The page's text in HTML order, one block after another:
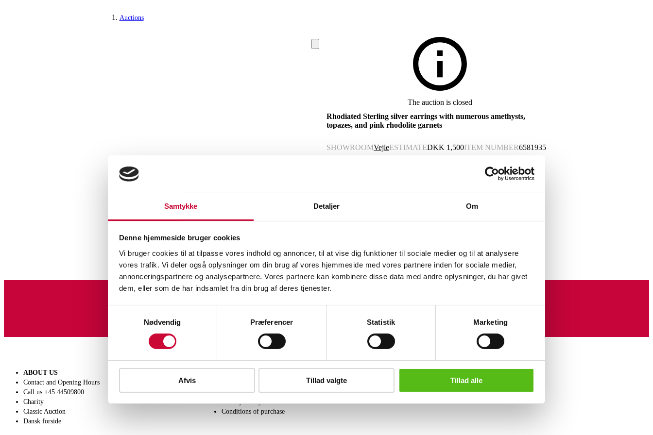
Samtykke Detaljer Om
Denne hjemmeside bruger cookies
Vi bruger cookies til at tilpasse vores indhold og annoncer, til at vise dig funktioner til sociale medier og til at analysere
vores trafik. Vi deler også oplysninger om din brug af vores hjemmeside med vores partnere inden for sociale medier,
annonceringspartnere og analysepartnere. Vores partnere kan kombinere disse data med andre oplysninger, du har givet
dem, eller som de har indsamlet fra din brug af deres tjenester.
Nødvendig
Præferencer Statistik Marketing
Afvis Tillad valgte Tillad alle
Auctions
The auction is closed
Rhodiated Sterling silver earrings with numerous amethysts,
topazes, and pink rhodolite garnets
SHOWROOMVejleESTIMATEDKK 1,500ITEM NUMBER6581935
Automatic translation from Danish.
Similar lots
ABOUT US
Contact and Opening Hours
Call us +45 44509800
Charity
Classic Auction
Dansk forside
Consignment
Conditions of sale
Pick-up
Privacy Policy
Conditions of purchase